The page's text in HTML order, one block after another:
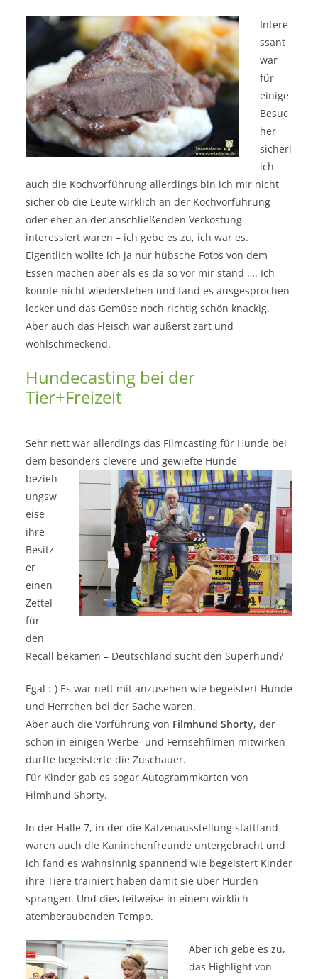
Intere
ssant
war
für
einige
Besuc
her
sicherl
ich
auch die Kochvorführung allerdings bin ich mir nicht
sicher ob die Leute wirklich an der Kochvorführung
oder eher an der anschließenden Verkostung
interessiert waren – ich gebe es zu, ich war es.
Eigentlich wollte ich ja nur hübsche Fotos von dem
Essen machen aber als es da so vor mir stand …. Ich
konnte nicht wiederstehen und fand es ausgesprochen
lecker und das Gemüse noch richtig schön knackig.
Aber auch das Fleisch war äußerst zart und
wohlschmeckend.
Hundecasting bei der
Tier+Freizeit
Sehr nett war allerdings das Filmcasting für Hunde bei
dem besonders clevere und gewiefte Hunde
bezieh
ungsw
eise
ihre
Besitz
er
einen
Zettel
für
den
Recall bekamen – Deutschland sucht den Superhund?
Egal :-) Es war nett mit anzusehen wie begeistert Hunde
und Herrchen bei der Sache waren.
Aber auch die Vorführung von Filmhund Shorty, der
schon in einigen Werbe- und Fernsehfilmen mitwirken
durfte begeisterte die Zuschauer.
Für Kinder gab es sogar Autogrammkarten von
Filmhund Shorty.
In der Halle 7, in der die Katzenausstellung stattfand
waren auch die Kaninchenfreunde untergebracht und
ich fand es wahnsinnig spannend wie begeistert Kinder
ihre Tiere trainiert haben damit sie über Hürden
sprangen. Und dies teilweise in einem wirklich
atemberaubenden Tempo.
Aber ich gebe es zu,
das Highlight von